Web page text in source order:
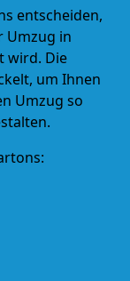
entscheiden,
Umzug in
wird. Die
um Ihnen
Umzug so